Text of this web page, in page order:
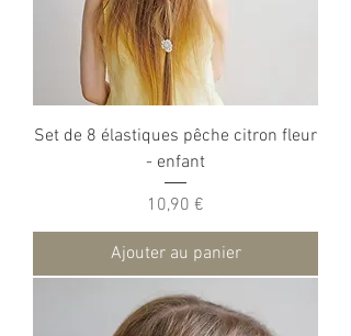
Set de 8 élastiques pêche citron fleur
- enfant
Prix
10,90 €
Ajouter au panier